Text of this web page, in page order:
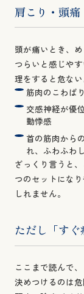
肩こり・頭痛
頭が痛いとき、
つらいと感じや
理をすると危な
筋肉のこわば
交感神経が優
動悸感
首の筋肉から
れ、ふわふわ
ざっくり言うと
つのセットにな
しれません。
ただし「す
ここまで読んで
決めつけるのは危